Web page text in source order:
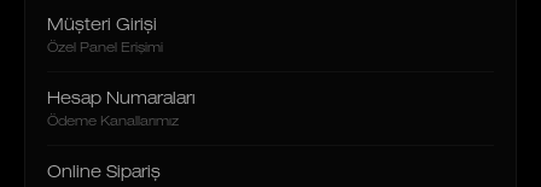
Müşteri Girişi
Özel Panel Erişimi
Hesap Numaraları
Ödeme Kanallarımız
Online Sipariş